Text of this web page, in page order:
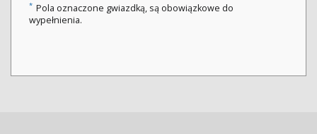
* Pola oznaczone gwiazdką, są obowiązkowe do
wypełnienia.